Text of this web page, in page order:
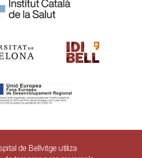
Contacto
de Bellvitge utiliza